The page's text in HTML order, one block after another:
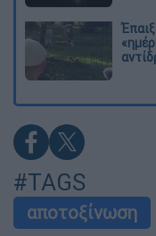
#TAGS
αποτοξίνωση